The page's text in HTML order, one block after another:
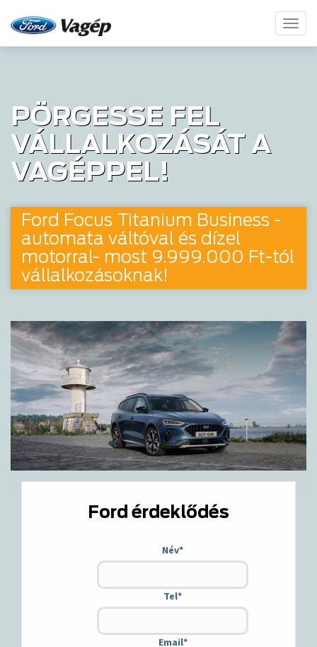
PÖRGESSE FEL
VÁLLALKOZÁSÁT A
VAGÉPPEL!
Ford Focus Titanium Business -
automata váltóval és dízel
motorral- most 9.999.000 Ft-tól
vállalkozásoknak!
Ford érdeklődés
Név*
Tel*
Email*